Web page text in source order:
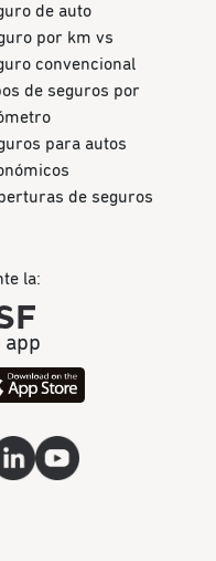
de auto
por km vs
convencional
de seguros por
para autos
de seguros
la:
app